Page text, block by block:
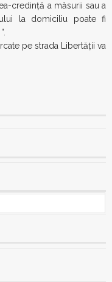
credinţă a măsurii sau a
la domiciliu poate fi
pe strada Libertăţii va